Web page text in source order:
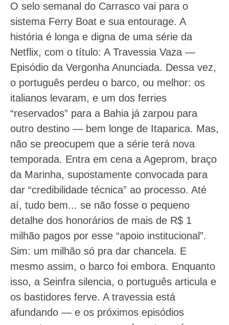
O selo semanal do Carrasco vai para o
sistema Ferry Boat e sua entourage. A
história é longa e digna de uma série da
Netflix, com o título: A Travessia Vaza —
Episódio da Vergonha Anunciada. Dessa vez,
o português perdeu o barco, ou melhor: os
italianos levaram, e um dos ferries
“reservados” para a Bahia já zarpou para
outro destino — bem longe de Itaparica. Mas,
não se preocupem que a série terá nova
temporada. Entra em cena a Ageprom, braço
da Marinha, supostamente convocada para
dar “credibilidade técnica” ao processo. Até
aí, tudo bem... se não fosse o pequeno
detalhe dos honorários de mais de R$ 1
milhão pagos por esse “apoio institucional”.
Sim: um milhão só pra dar chancela. E
mesmo assim, o barco foi embora. Enquanto
isso, a Seinfra silencia, o português articula e
os bastidores ferve. A travessia está
afundando — e os próximos episódios